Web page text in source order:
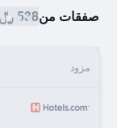
صفقات من538 ﷼
مزود